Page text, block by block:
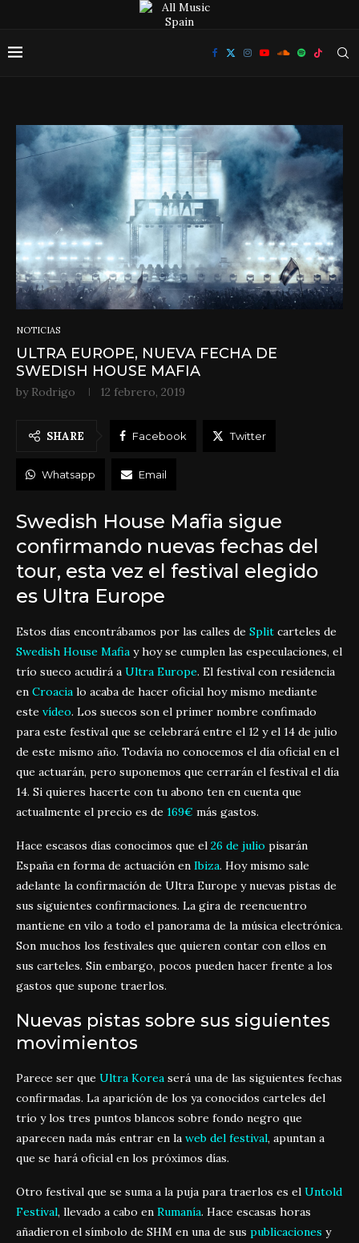
NOTICIAS
ULTRA EUROPE, NUEVA FECHA DE
SWEDISH HOUSE MAFIA
by Rodrigo 12 febrero, 2019
SHARE Facebook Twitter
Whatsapp Email
Swedish House Mafia sigue
confirmando nuevas fechas del
tour, esta vez el festival elegido
es Ultra Europe
Estos días encontrábamos por las calles de Split carteles de
Swedish House Mafia y hoy se cumplen las especulaciones, el
trío sueco acudirá a Ultra Europe. El festival con residencia
en Croacia lo acaba de hacer oficial hoy mismo mediante
este vídeo. Los suecos son el primer nombre confimado
para este festival que se celebrará entre el 12 y el 14 de julio
de este mismo año. Todavía no conocemos el día oficial en el
que actuarán, pero suponemos que cerrarán el festival el día
14. Si quieres hacerte con tu abono ten en cuenta que
actualmente el precio es de 169€ más gastos.
Hace escasos días conocimos que el 26 de julio pisarán
España en forma de actuación en Ibiza. Hoy mismo sale
adelante la confirmación de Ultra Europe y nuevas pistas de
sus siguientes confirmaciones. La gira de reencuentro
mantiene en vilo a todo el panorama de la música electrónica.
Son muchos los festivales que quieren contar con ellos en
sus carteles. Sin embargo, pocos pueden hacer frente a los
gastos que supone traerlos.
Nuevas pistas sobre sus siguientes
movimientos
Parece ser que Ultra Korea será una de las siguientes fechas
confirmadas. La aparición de los ya conocidos carteles del
trío y los tres puntos blancos sobre fondo negro que
aparecen nada más entrar en la web del festival, apuntan a
que se hará oficial en los próximos días.
Otro festival que se suma a la puja para traerlos es el Untold
Festival, llevado a cabo en Rumanía. Hace escasas horas
añadieron el símbolo de SHM en una de sus publicaciones y